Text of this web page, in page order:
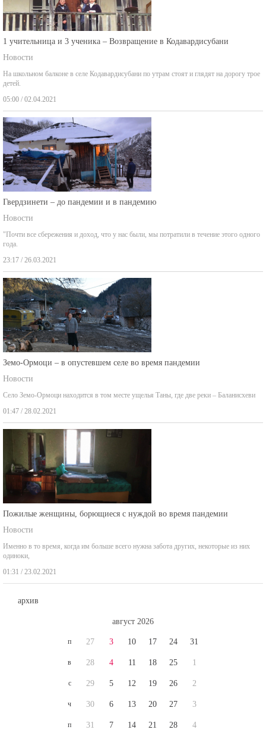
1 учительница и 3 ученика – Возвращение в Кодавардисубани
Новости
На школьном балконе в селе Кодавардисубани по утрам стоят и глядят на дорогу трое
детей.
05:00 / 02.04.2021
Гвердзинети – до пандемии и в пандемию
Новости
"Почти все сбережения и доход, что у нас были, мы потратили в течение этого одного
года.
23:17 / 26.03.2021
Земо-Ормоци – в опустевшем селе во время пандемии
Новости
Село Земо-Ормоци находится в том месте ущелья Таны, где две реки – Баланисхеви
01:47 / 28.02.2021
Пожилые женщины, борющиеся с нуждой во время пандемии
Новости
Именно в то время, когда им больше всего нужна забота других, некоторые из них
одиноки,
01:31 / 23.02.2021
архив
август 2026
п
в
с
ч
п
27
28
29
30
31
3
4
5
6
7
10
11
12
13
14
17
18
19
20
21
24
25
26
27
28
31
1
2
3
4